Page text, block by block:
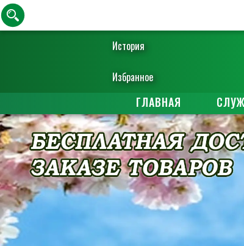
История
Избранное
ГЛАВНАЯ